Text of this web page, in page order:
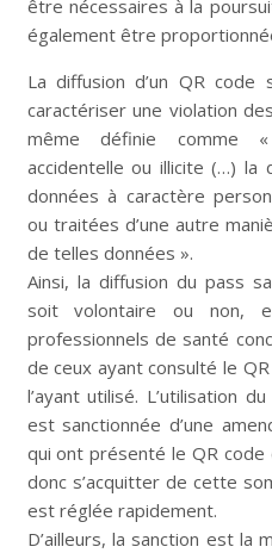
être nécessaires à la
également être
La diffusion d’un QR
caractériser une violation
même définie comme
accidentelle ou illicite (…) la
données à caractère
ou traitées d’une autre
de telles données ».
Ainsi, la diffusion du pass
soit volontaire ou non,
professionnels de santé
de ceux ayant consulté le
l’ayant utilisé. L’utilisation
est sanctionnée d’une
qui ont présenté le QR code
donc s’acquitter de cette
est réglée rapidement.
D’ailleurs, la sanction est la